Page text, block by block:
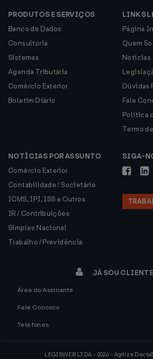
PRODUTOS E SERVIÇOS
Banco de Dados
Consultoria
Sistemas
Agenda Tributária
Comércio Exterior
Boletim Diário
LINKS
Página
Quem
Notícias
Dúvidas
Fale
Política
Termo
NOTÍCIAS POR ASSUNTO
Comércio Exterior
Contabilidade / Societário
ICMS, IPI, ISS e Outros
IR / Contribuições
Simples Nacional
Trabalho / Previdência
SIGA-
JÁ SOU CLIENTE
Área do Assinante
Fale Conosco
Telefones
LEGISWEB LTDA - 2026 - Agilize